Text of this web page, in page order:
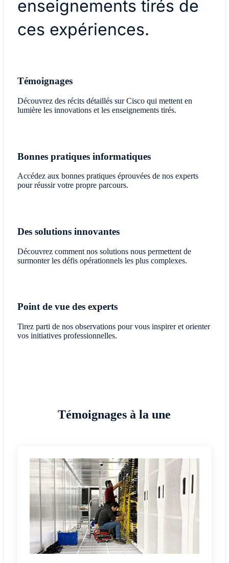
enseignements tirés de
ces expériences.
Témoignages
Découvrez des récits détaillés sur Cisco qui mettent en
lumière les innovations et les enseignements tirés.
Bonnes pratiques informatiques
Accédez aux bonnes pratiques éprouvées de nos experts
pour réussir votre propre parcours.
Des solutions innovantes
Découvrez comment nos solutions nous permettent de
surmonter les défis opérationnels les plus complexes.
Point de vue des experts
Tirez parti de nos observations pour vous inspirer et orienter
vos initiatives professionnelles.
Témoignages à la une